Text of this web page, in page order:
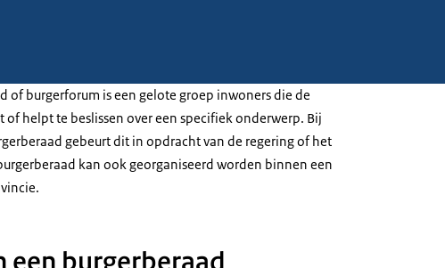
of burgerforum is een gelote groep inwoners die de
of helpt te beslissen over een specifiek onderwerp. Bij
gebeurt dit in opdracht van de regering of het
kan ook georganiseerd worden binnen een